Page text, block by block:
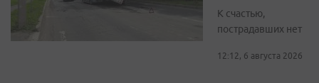
К счастью,
пострадавших нет
12:12, 6 августа 2026